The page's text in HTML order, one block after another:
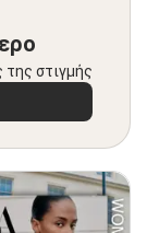
στιγμής